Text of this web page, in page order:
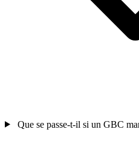
Que se passe-t-il si un GBC